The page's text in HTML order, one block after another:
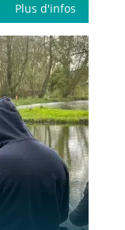
Plus d'infos